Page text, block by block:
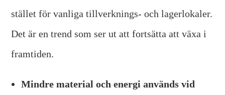
stället för vanliga tillverknings- och lagerlokaler.
Det är en trend som ser ut att fortsätta att växa i
framtiden.
Mindre material och energi används vid